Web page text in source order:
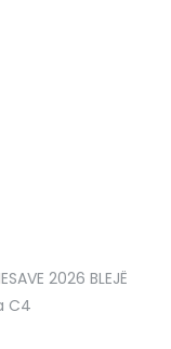
2026 BLEJË
C4